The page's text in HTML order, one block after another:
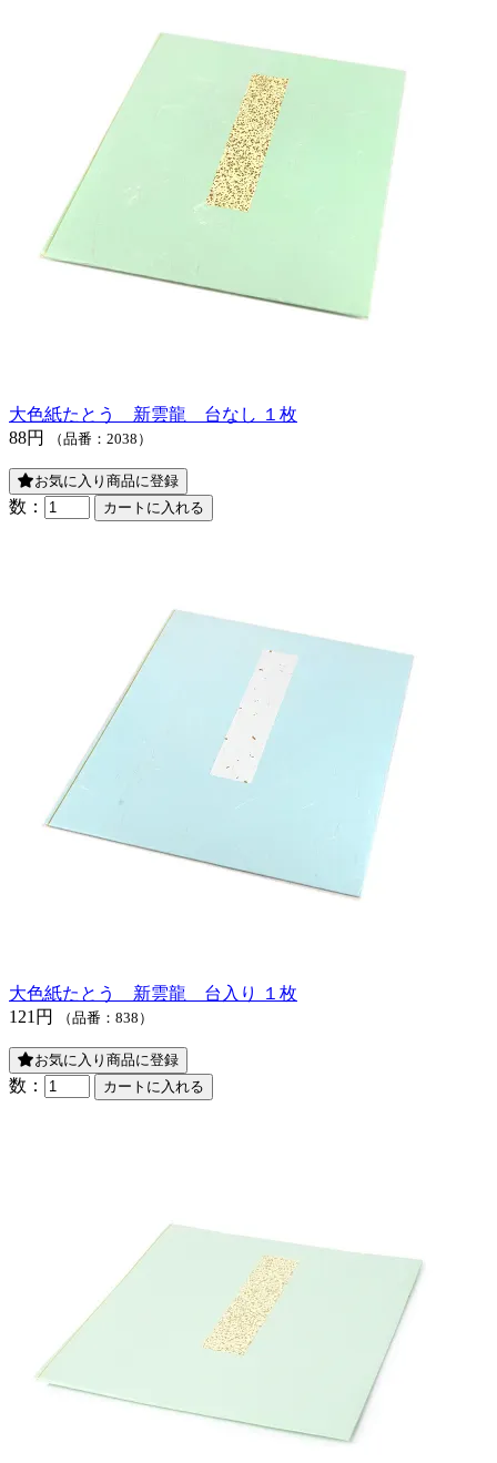
大色紙たとう 新雲龍 台なし １枚
88円
（品番：2038）
お気に入り商品に登録
数：
大色紙たとう 新雲龍 台入り １枚
121円
（品番：838）
お気に入り商品に登録
数：